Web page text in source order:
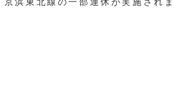
京浜東北線の一部運休が実施されま